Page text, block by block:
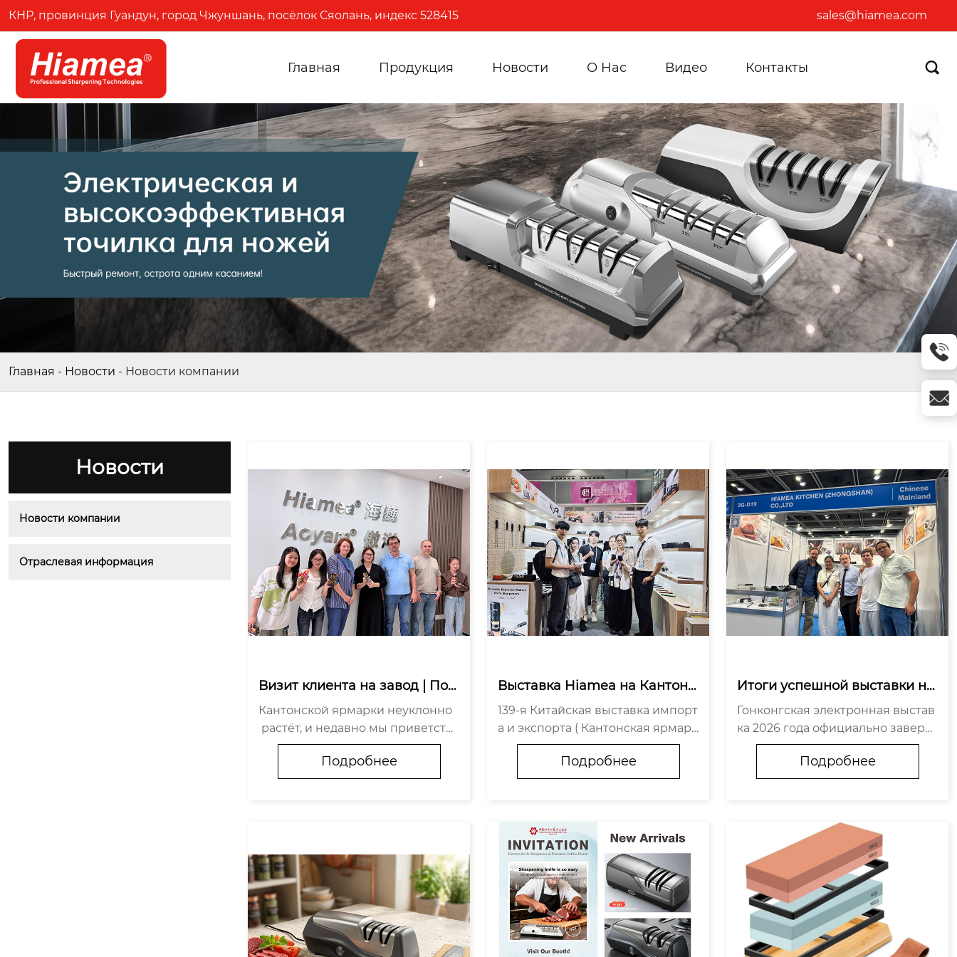
КНР, провинция Гуандун, город Чжуншань, посёлок Сяолань, индекс 528415 sales@hiamea.com
Главная Продукция Новости О Hас Видео Контакты 
Главная - Новости - Новости компании
Новости
Новости компании
Отраслевая информация
Визит клиента на завод | Пос
ле Кантонской ярмарки новы
й российский клиент посетил
завод Himea для осмотра и о
Кантонской ярмарки неуклонно
растёт, и недавно мы приветств
овали нового партнёра из Росси
и, посетившего Химеа. Обе сторо
ны посетили завод компании Ao
Подробнее
Выставка Hiamea на Кантонс
кой ярмарке 2026: обзор связ
ей, инноваций и новых начин
аний.
139-я Китайская выставка импорт
а и экспорта ( Кантонская ярмарк
а ) официально завершилась, и м
ы до сих пор полны впечатлений
от невероятных двух недель, про
Подробнее
Итоги успешной выставки на
Гонконгской электронной яр
марке 2026 года!
Гонконгская электронная выстав
ка 2026 года официально заверш
илась, и мы рады поделиться нек
оторыми яркими моментами, кот
орые мы пережили на выставке!
Подробнее